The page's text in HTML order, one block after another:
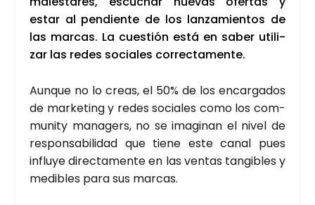
estar al pen­dien­te de los lan­za­mien­tos de
las mar­cas. La cues­tión está en saber uti­li­
zar las redes socia­les correc­ta­men­te.
Aun­que no lo creas, el 50% de los encar­ga­dos
de mar­ke­ting y redes socia­les como los com­
mu­nity mana­gers, no se ima­gi­nan el nivel de
res­pon­sa­bi­li­dad que tie­ne este canal pues
influ­ye direc­ta­men­te en las ven­tas tan­gi­bles y
medi­bles para sus mar­cas.